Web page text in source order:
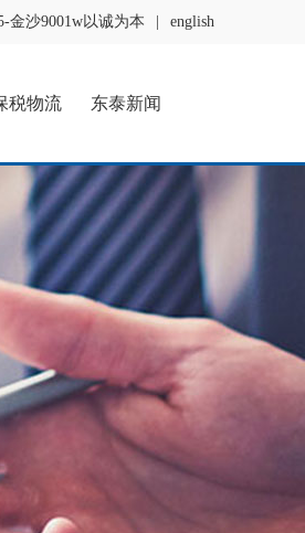
金沙9001w以诚为本 english
税物流 东泰新闻